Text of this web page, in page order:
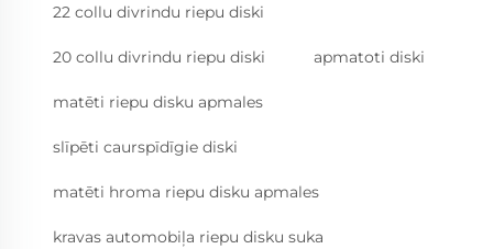
22 collu divrindu riepu diski
20 collu divrindu riepu diski apmatoti diski
matēti riepu disku apmales
slīpēti caurspīdīgie diski
matēti hroma riepu disku apmales
kravas automobiļa riepu disku suka